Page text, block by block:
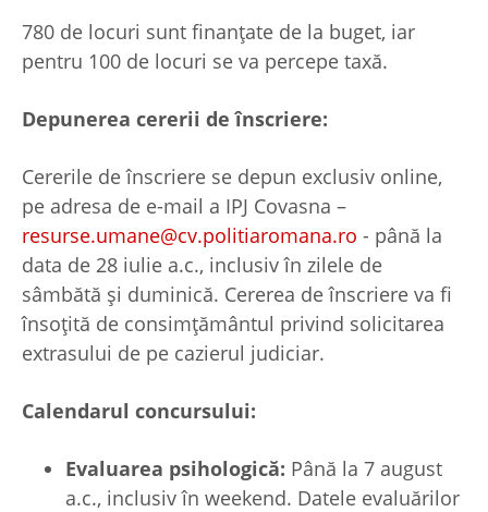
780 de locuri sunt finanțate de la buget, iar
pentru 100 de locuri se va percepe taxă.
Depunerea cererii de înscriere:
Cererile de înscriere se depun exclusiv online,
pe adresa de e-mail a IPJ Covasna –
resurse.umane@cv.politiaromana.ro - până la
data de 28 iulie a.c., inclusiv în zilele de
sâmbătă și duminică. Cererea de înscriere va fi
însoțită de consimțământul privind solicitarea
extrasului de pe cazierul judiciar.
Calendarul concursului:
Evaluarea psihologică: Până la 7 august
a.c., inclusiv în weekend. Datele evaluărilor